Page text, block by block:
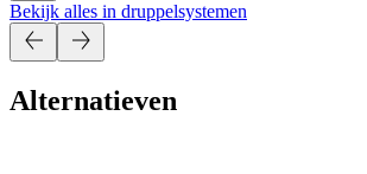
Bekijk alles in druppelsystemen
Alternatieven